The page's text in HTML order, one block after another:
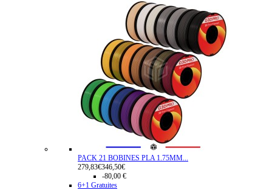
PACK 21 BOBINES PLA 1.75MM...
279,83€346,50€
-80,00 €
6+1 Gratuites